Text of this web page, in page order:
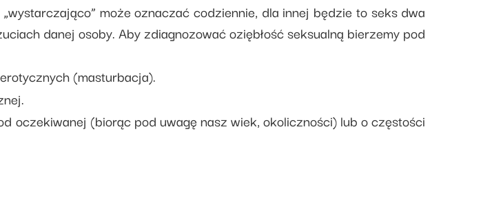
może oznaczać codziennie, dla innej będzie to seks dwa
danej osoby. Aby zdiagnozować oziębłość seksualną bierzemy pod
(masturbacja).
oczekiwanej (biorąc pod uwagę nasz wiek, okoliczności) lub o częstości